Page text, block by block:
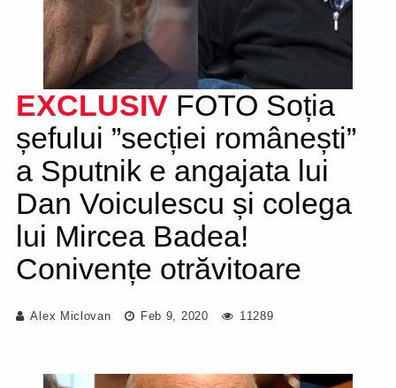
EXCLUSIV FOTO Soția
șefului ”secției românești”
a Sputnik e angajata lui
Dan Voiculescu și colega
lui Mircea Badea!
Conivențe otrăvitoare
Alex Miclovan Feb 9, 2020 11289